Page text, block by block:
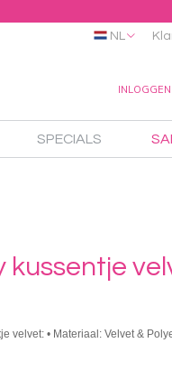
NL
SPECIALS
kussentje
velvet: • Materiaal: Velvet &